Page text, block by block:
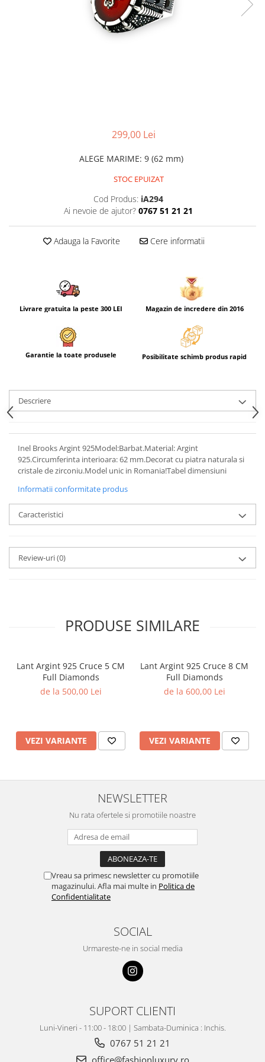
299,00 Lei
ALEGE MARIME: 9 (62 mm)
STOC EPUIZAT
Cod Produs: iA294
Ai nevoie de ajutor? 0767 51 21 21
Adauga la Favorite Cere informatii
Livrare gratuita la peste 300 LEI Magazin de incredere din 2016
Garantie la toate produsele Posibilitate schimb produs rapid
Descriere
Inel Brooks Argint 925Model:Barbat.Material: Argint
925.Circumferinta interioara: 62 mm.Decorat cu piatra naturala si
cristale de zirconiu.Model unic in Romania!Tabel dimensiuni
Informatii conformitate produs
Caracteristici
Review-uri(0)
PRODUSE SIMILARE
Lant Argint 925 Cruce 5 CM
Full Diamonds
de la 500,00 Lei
VEZI VARIANTE
Lant Argint 925 Cruce 8 CM
Full Diamonds
de la 600,00 Lei
VEZI VARIANTE
NEWSLETTER
Nu rata ofertele si promotiile noastre
Vreau sa primesc newsletter cu promotiile
magazinului. Afla mai multe in Politica de
Confidentialitate
SOCIAL
Urmareste-ne in social media
SUPORT CLIENTI
Luni-Vineri - 11:00 - 18:00 | Sambata-Duminica : Inchis.
0767 51 21 21